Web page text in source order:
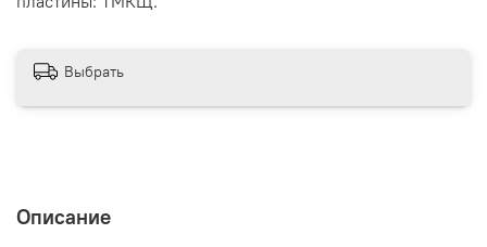
Выбрать
Описание